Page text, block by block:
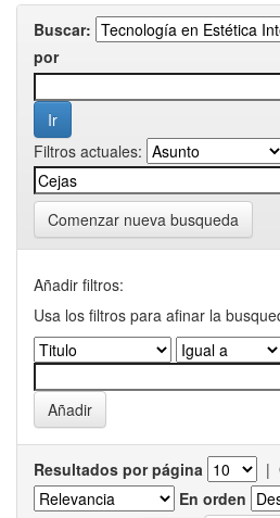
Buscar:
por
Filtros actuales:
Comenzar nueva busqueda
Añadir filtros:
Usa los filtros para afinar la
Resultados por página |
En orden